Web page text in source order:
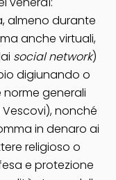
almeno durante
anche virtuali,
social network)
digiunando o
generali
nonché
in denaro ai
religioso o
e protezione